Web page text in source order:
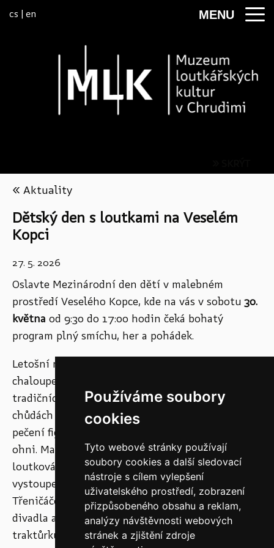
Používáme soubory
cookies
Tyto webové stránky používají
soubory cookies a další sledovací
nástroje s cílem vylepšení
uživatelského prostředí, zobrazení
přizpůsobeného obsahu a reklam,
analýzy návštěvnosti webových
stránek a zjištění zdroje
MENU
cs | en
« Aktuality
Dětský den s loutkami na Veselém
Kopci
27. 5. 2026
Oslavte Mezinárodní den dětí v malebném
prostředí Veselého Kopce, kde na vás v sobotu 30.
května od 9:30 do 17:00 hodin čeká bohatý
program plný smíchu, her a pohádek.
Letošní ročník promění areál roubených
chaloupek v kouzelné místo plné tvořivých dílen,
tradičních staročeských her jako chůze na
chůdách či honění obruče, a chybět nebude ani
pečení figurálního pečiva nebo opékání jablek na
ohni. Malí i velcí návštěvníci se mohou těšit na
loutková představení divadla Loutky bez hranic,
vystoupení dětského folklorního souboru
Třeničáček, letošní novinku v podobě stínového
divadla a také na oblíbené focení na historickém
traktůrku Zetor.